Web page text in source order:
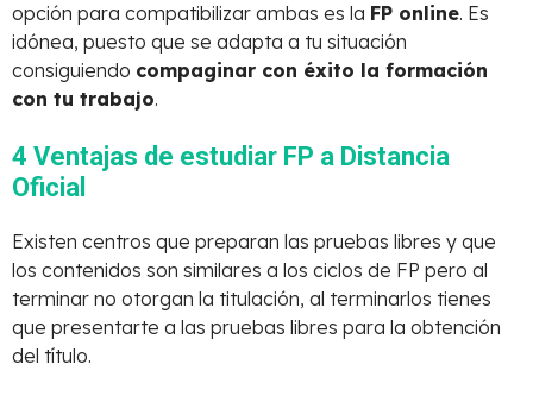
opción para compatibilizar ambas es la FP online. Es
idónea, puesto que se adapta a tu situación
consiguiendo compaginar con éxito la formación
con tu trabajo.
4 Ventajas de estudiar FP a Distancia
Oficial
Existen centros que preparan las pruebas libres y que
los contenidos son similares a los ciclos de FP pero al
terminar no otorgan la titulación, al terminarlos tienes
que presentarte a las pruebas libres para la obtención
del título.